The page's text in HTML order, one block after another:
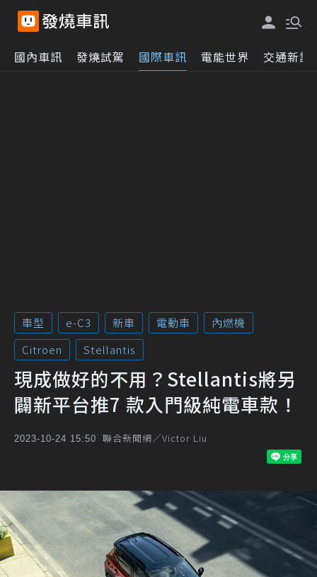
國內車訊 發燒試駕 國際車訊 電能世界 交通新訊
車型 e-C3 新車 電動車
內燃機
Citroen
Stellantis
現成做好的不用？Stellantis將另
闢新平台推7 款入門級純電車款！
2023-10-24 15:50 聯合新聞網／Victor Liu